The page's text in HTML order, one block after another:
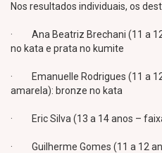
Nos resultados individuais, os
· Ana Beatriz Brechani (11 a
no kata e prata no kumite
· Emanuelle Rodrigues (11 a
amarela): bronze no kata
· Eric Silva (13 a 14 anos –
· Guilherme Gomes (11 a 12